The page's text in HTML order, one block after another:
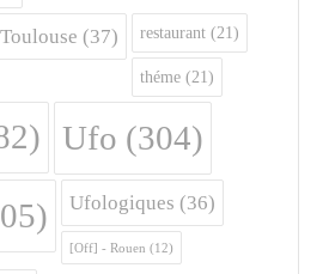
(37) restaurant (21)
théme (21)
Ufo (304)
Ufologiques (36)
[Off] - Rouen (12)